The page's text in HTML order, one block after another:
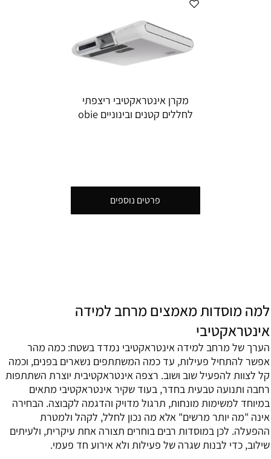
מקרן אינטראקטיבי ריצפתי
לחללים קטנים ובינוניים obie
פרטים נוספים
למה מוסדות מאמצים מרחב למידה
אינטראקטיבי
הערך של מרחב למידה אינטראקטיבי נמדד בשטח: כמה מהר
אפשר להתחיל פעילות, עד כמה המשתתפים נשארים בפנים, וכמה
קל לצוות להפעיל שוב ושוב. רצפה אינטראקטיבית יוצרת השתתפות
רחבה ותנועה טבעית בחדר, בעוד שקיר אינטראקטיבי מתאים
במיוחד למשימות מונחות, תרגול מדויק והדגמה לקבוצה. הבחירה
אינה "מה יותר מרשים" אלא מה נכון לחלל, לקהל ולמטרת
ההפעלה. לכן במוסדות רבים בוחרים תצורה אחת עיקרית, ולעיתים
שילוב, כדי לבנות שגרה של פעילות ולא אירוע חד פעמי.